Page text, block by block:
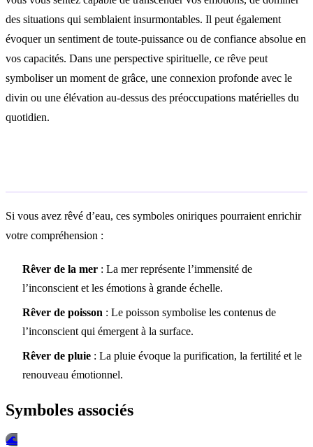
des situations qui semblaient insurmontables. Il peut également
évoquer un sentiment de toute-puissance ou de confiance absolue en
vos capacités. Dans une perspective spirituelle, ce rêve peut
symboliser un moment de grâce, une connexion profonde avec le
divin ou une élévation au-dessus des préoccupations matérielles du
quotidien.
Si vous avez rêvé d’eau, ces symboles oniriques pourraient enrichir
votre compréhension :
Rêver de la mer : La mer représente l’immensité de
l’inconscient et les émotions à grande échelle.
Rêver de poisson : Le poisson symbolise les contenus de
l’inconscient qui émergent à la surface.
Rêver de pluie : La pluie évoque la purification, la fertilité et le
renouveau émotionnel.
Symboles associés
🌊